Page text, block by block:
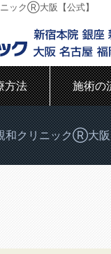
ックⓇ大阪【公式】
方法 施術の
和クリニックⓇ大